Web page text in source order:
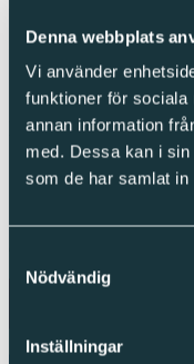
Denna webbplats
Vi använder
funktioner för sociala
annan information
med. Dessa kan i
som de har samlat in
Nödvändig
Inställningar
LinkedIn
Facebook
Integritet
Cookies